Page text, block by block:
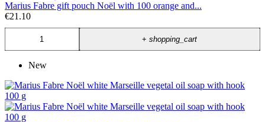
Marius Fabre gift pouch Noël with 100 orange and...
€21.10
+shopping_cart
New